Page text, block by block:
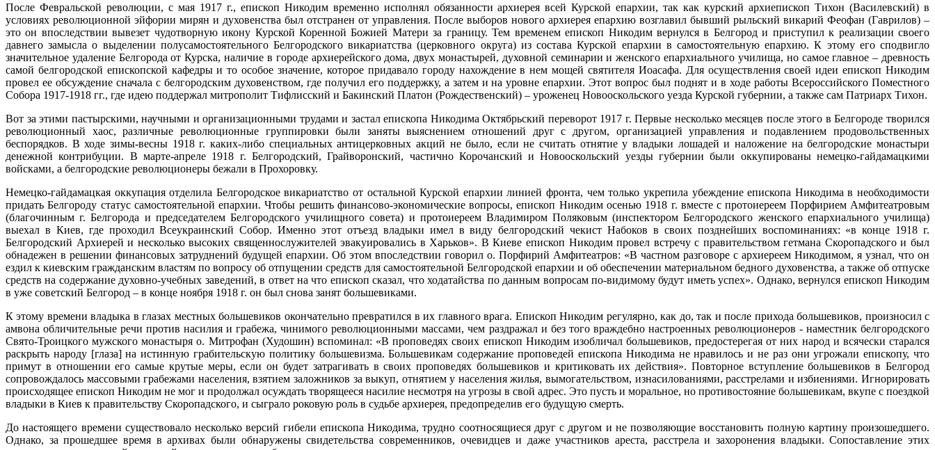
После Февральской революции, с мая 1917 г., епископ Никодим временно исполнял обязанности архиерея всей Курской епархии, так как курский архиепископ Тихон (Василевский) в
условиях революционной эйфории мирян и духовенства был отстранен от управления. После выборов нового архиерея епархию возглавил бывший рыльский викарий Феофан (Гаврилов) –
это он впоследствии вывезет чудотворную икону Курской Коренной Божией Матери за границу. Тем временем епископ Никодим вернулся в Белгород и приступил к реализации своего
давнего замысла о выделении полусамостоятельного Белгородского викариатства (церковного округа) из состава Курской епархии в самостоятельную епархию. К этому его сподвигло
значительное удаление Белгорода от Курска, наличие в городе архиерейского дома, двух монастырей, духовной семинарии и женского епархиального училища, но самое главное – древность
самой белгородской епископской кафедры и то особое значение, которое придавало городу нахождение в нем мощей святителя Иоасафа. Для осуществления своей идеи епископ Никодим
провел ее обсуждение сначала с белгородским духовенством, где получил его поддержку, а затем и на уровне епархии. Этот вопрос был поднят и в ходе работы Всероссийского Поместного
Собора 1917-1918 гг., где идею поддержал митрополит Тифлисский и Бакинский Платон (Рождественский) – уроженец Новооскольского уезда Курской губернии, а также сам Патриарх Тихон.
Вот за этими пастырскими, научными и организационными трудами и застал епископа Никодима Октябрьский переворот 1917 г. Первые несколько месяцев после этого в Белгороде творился
революционный хаос, различные революционные группировки были заняты выяснением отношений друг с другом, организацией управления и подавлением продовольственных
беспорядков. В ходе зимы-весны 1918 г. каких-либо специальных антицерковных акций не было, если не считать отнятие у владыки лошадей и наложение на белгородские монастыри
денежной контрибуции. В марте-апреле 1918 г. Белгородский, Грайворонский, частично Корочанский и Новооскольский уезды губернии были оккупированы немецко-гайдамацкими
войсками, а белгородские революционеры бежали в Прохоровку.
Немецко-гайдамацкая оккупация отделила Белгородское викариатство от остальной Курской епархии линией фронта, чем только укрепила убеждение епископа Никодима в необходимости
придать Белгороду статус самостоятельной епархии. Чтобы решить финансово-экономические вопросы, епископ Никодим осенью 1918 г. вместе с протоиереем Порфирием Амфитеатровым
(благочинным г. Белгорода и председателем Белгородского училищного совета) и протоиереем Владимиром Поляковым (инспектором Белгородского женского епархиального училища)
выехал в Киев, где проходил Всеукраинский Собор. Именно этот отъезд владыки имел в виду белгородский чекист Набоков в своих позднейших воспоминаниях: «в конце 1918 г.
Белгородский Архиерей и несколько высоких священнослужителей эвакуировались в Харьков». В Киеве епископ Никодим провел встречу с правительством гетмана Скоропадского и был
обнадежен в решении финансовых затруднений будущей епархии. Об этом впоследствии говорил о. Порфирий Амфитеатров: «В частном разговоре с архиереем Никодимом, я узнал, что он
ездил к киевским гражданским властям по вопросу об отпущении средств для самостоятельной Белгородской епархии и об обеспечении материальном бедного духовенства, а также об отпуске
средств на содержание духовно-учебных заведений, в ответ на что епископ сказал, что ходатайства по данным вопросам по-видимому будут иметь успех». Однако, вернулся епископ Никодим
в уже советский Белгород – в конце ноября 1918 г. он был снова занят большевиками.
К этому времени владыка в глазах местных большевиков окончательно превратился в их главного врага. Епископ Никодим регулярно, как до, так и после прихода большевиков, произносил с
амвона обличительные речи против насилия и грабежа, чинимого революционными массами, чем раздражал и без того враждебно настроенных революционеров - наместник белгородского
Свято-Троицкого мужского монастыря о. Митрофан (Худошин) вспоминал: «В проповедях своих епископ Никодим изобличал большевиков, предостерегая от них народ и всячески старался
раскрыть народу [глаза] на истинную грабительскую политику большевизма. Большевикам содержание проповедей епископа Никодима не нравилось и не раз они угрожали епископу, что
примут в отношении его самые крутые меры, если он будет затрагивать в своих проповедях большевиков и критиковать их действия». Повторное вступление большевиков в Белгород
сопровождалось массовыми грабежами населения, взятием заложников за выкуп, отнятием у населения жилья, вымогательством, изнасилованиями, расстрелами и избиениями. Игнорировать
происходящее епископ Никодим не мог и продолжал осуждать творящееся насилие несмотря на угрозы в свой адрес. Это пусть и моральное, но противостояние большевикам, вкупе с поездкой
владыки в Киев к правительству Скоропадского, и сыграло роковую роль в судьбе архиерея, предопределив его будущую смерть.
До настоящего времени существовало несколько версий гибели епископа Никодима, трудно соотносящиеся друг с другом и не позволяющие восстановить полную картину произошедшего.
Однако, за прошедшее время в архивах были обнаружены свидетельства современников, очевидцев и даже участников ареста, расстрела и захоронения владыки. Сопоставление этих